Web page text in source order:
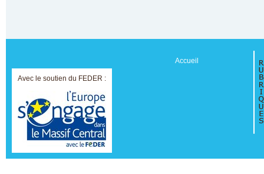
Avec le soutien du FEDER :
Accueil